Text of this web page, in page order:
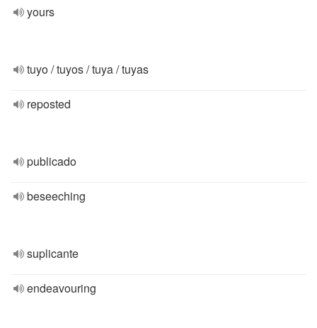
yours
tuyo / tuyos / tuya / tuyas
reposted
publicado
beseeching
suplicante
endeavouring